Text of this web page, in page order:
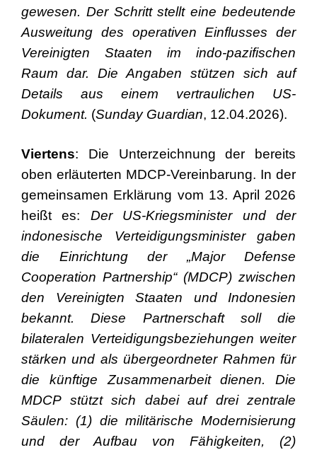
gewesen. Der Schritt stellt eine bedeutende
Ausweitung des operativen Einflusses der
Vereinigten Staaten im indo-pazifischen
Raum dar. Die Angaben stützen sich auf
Details aus einem vertraulichen US-
Dokument. (Sunday Guardian, 12.04.2026).
Viertens: Die Unterzeichnung der bereits
oben erläuterten MDCP-Vereinbarung. In der
gemeinsamen Erklärung vom 13. April 2026
heißt es: Der US-Kriegsminister und der
indonesische Verteidigungsminister gaben
die Einrichtung der „Major Defense
Cooperation Partnership“ (MDCP) zwischen
den Vereinigten Staaten und Indonesien
bekannt. Diese Partnerschaft soll die
bilateralen Verteidigungsbeziehungen weiter
stärken und als übergeordneter Rahmen für
die künftige Zusammenarbeit dienen. Die
MDCP stützt sich dabei auf drei zentrale
Säulen: (1) die militärische Modernisierung
und der Aufbau von Fähigkeiten, (2)